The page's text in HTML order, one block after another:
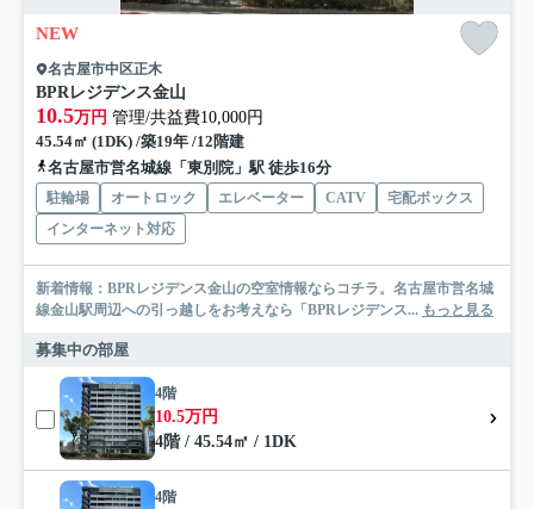
NEW
名古屋市中区正木
BPRレジデンス金山
10.5万円 管理/共益費10,000円
45.54㎡ (1DK) /築19年 /12階建
名古屋市営名城線「東別院」駅 徒歩16分
駐輪場 オートロック エレベーター CATV
宅配ボックス
インターネット対応
新着情報：BPRレジデンス金山の空室情報ならコチラ。名古屋市営名城
線金山駅周辺への引っ越しをお考えなら「BPRレジデンス... もっと見る
募集中の部屋
4階
10.5万円
4階 / 45.54㎡ / 1DK
4階